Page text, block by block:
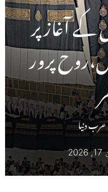
آغاز پر
پرور
عرب دنیا